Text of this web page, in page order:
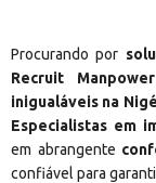
Procurando por
Recruit Manpower
inigualáveis na
Especialistas em
em abrangente
confiável para